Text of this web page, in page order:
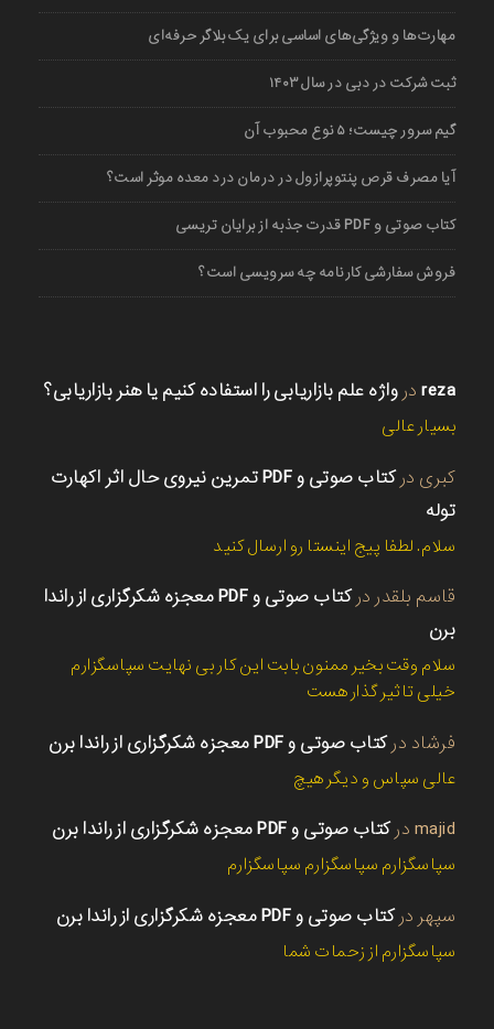
مهارت‌ها و ویژگی‌های اساسی برای یک بلاگر حرفه‌ای
ثبت شرکت در دبی در سال ۱۴۰۳
گیم سرور چیست؛ ۵ نوع محبوب آن
آیا مصرف قرص پنتوپرازول در درمان درد معده موثر است؟
کتاب صوتی و PDF قدرت جذبه از برایان تریسی
فروش سفارشی کارنامه چه سرویسی است؟
reza در واژه علم بازاریابی را استفاده کنیم یا هنر بازاریابی؟
بسیار عالی
کبری در
کتاب صوتی و PDF تمرین نیروی حال اثر اکهارت
توله
سلام. لطفا پیج اینستا رو ارسال کنید
قاسم بلقدر در
کتاب صوتی و PDF معجزه شکرگزاری از راندا
برن
سلام وقت بخیر ممنون بابت این کار بی نهایت سپاسگزارم
خیلی تاثیر گذار هست
فرشاد درکتاب صوتی و PDF معجزه شکرگزاری از راندا برن
عالی سپاس و دیگر هیچ
majid درکتاب صوتی و PDF معجزه شکرگزاری از راندا برن
سپاسگزارم سپاسگزارم سپاسگزارم
سپهر درکتاب صوتی و PDF معجزه شکرگزاری از راندا برن
سپاسگزارم از زحمات شما